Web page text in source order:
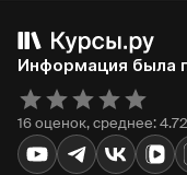
Информация была
16 оценок, среднее: